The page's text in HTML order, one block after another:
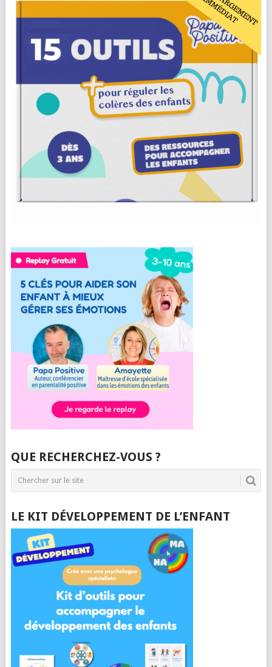
QUE RECHERCHEZ-VOUS ?
LE KIT DÉVELOPPEMENT DE L’ENFANT